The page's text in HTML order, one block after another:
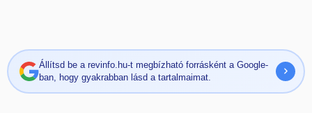
Állítsd be a revinfo.hu-t megbízható forrásként a Google-
ban, hogy gyakrabban lásd a tartalmaimat.